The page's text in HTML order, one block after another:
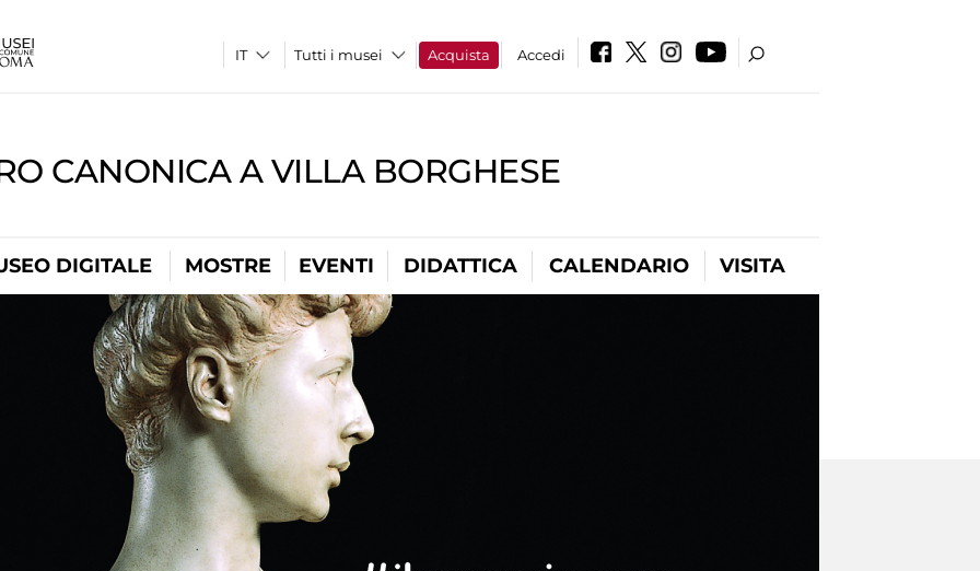
Tutti i musei Acquista Accedi
CANONICA A VILLA BORGHESE
DIGITALE MOSTRE EVENTI DIDATTICA CALENDARIO VISITA